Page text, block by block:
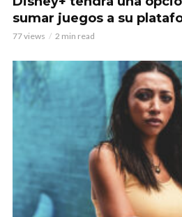
sumar juegos a su
77 views 2 min read